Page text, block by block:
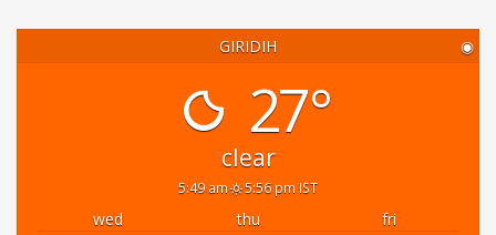
GIRIDIH ◉
27°
clear
5:49 am 5:56 pm IST
wed thu
fri